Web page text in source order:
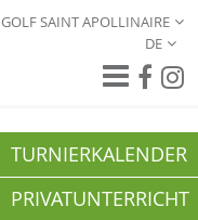
GOLF SAINT APOLLINAIRE
DE
TURNIERKALENDER
PRIVATUNTERRICHT